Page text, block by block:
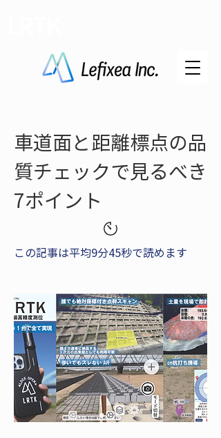
車道面と距離標点の品
質チェックで見るべき
7ポイント
この記事は平均9分45秒で読めます